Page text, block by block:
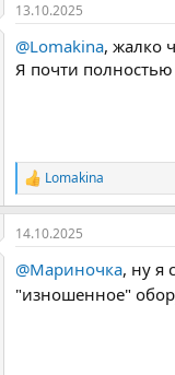
к
и
и
13.10.2025
@Lomakina, жалко
Я почти
Р
е
а
к
и
и
:
Lomakina
14.10.2025
@Мариночка, ну я
"изношенное"